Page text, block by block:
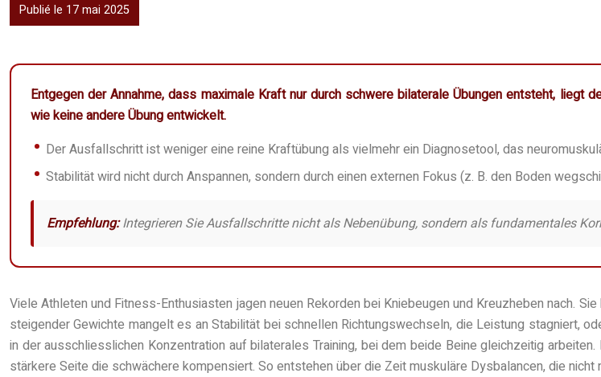
Publié le 17 mai 2025
Entgegen der Annahme, dass maximale Kraft nur durch schwere bilaterale Übungen entsteht,
wie keine andere Übung entwickelt.
Der Ausfallschritt ist weniger eine reine Kraftübung als vielmehr ein Diagnosetool, das
Stabilität wird nicht durch Anspannen, sondern durch einen externen Fokus (z. B. den Boden
Empfehlung:Integrieren Sie Ausfallschritte nicht als Nebenübung, sondern als fundamentales
Viele Athleten und Fitness-Enthusiasten jagen neuen Rekorden bei Kniebeugen und Kreuzheben nach.
steigender Gewichte mangelt es an Stabilität bei schnellen Richtungswechseln, die Leistung stagniert,
in der ausschliesslichen Konzentration auf bilaterales Training, bei dem beide Beine gleichzeitig
stärkere Seite die schwächere kompensiert. So entstehen über die Zeit muskuläre Dysbalancen, die